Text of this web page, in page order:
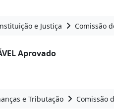
e Justiça
Comissão
Aprovado
e Tributação
Comissão